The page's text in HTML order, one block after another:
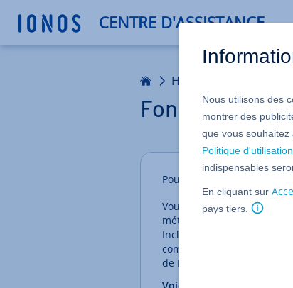
CENTRE D'ASSISTANCE
Hébergement
Fonction pour
Pour les offres
Vous voulez lire les
méthodes POST ou GET ?
Incluez le module
compris la fonction
de Dictionary (appelé 'hash'
Nous utilisons des
montrer des
que vous
Politique d'utilisation
indispensables
En cliquant sur
pays tiers.